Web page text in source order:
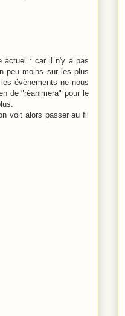
actuel : car il n'y a pas
peu moins sur les plus
évènements ne nous
de "réanimera" pour le
voit alors passer au fil